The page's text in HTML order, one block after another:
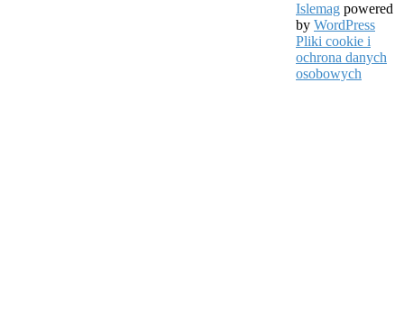
Islemag powered
by WordPress
Pliki cookie i
ochrona danych
osobowych